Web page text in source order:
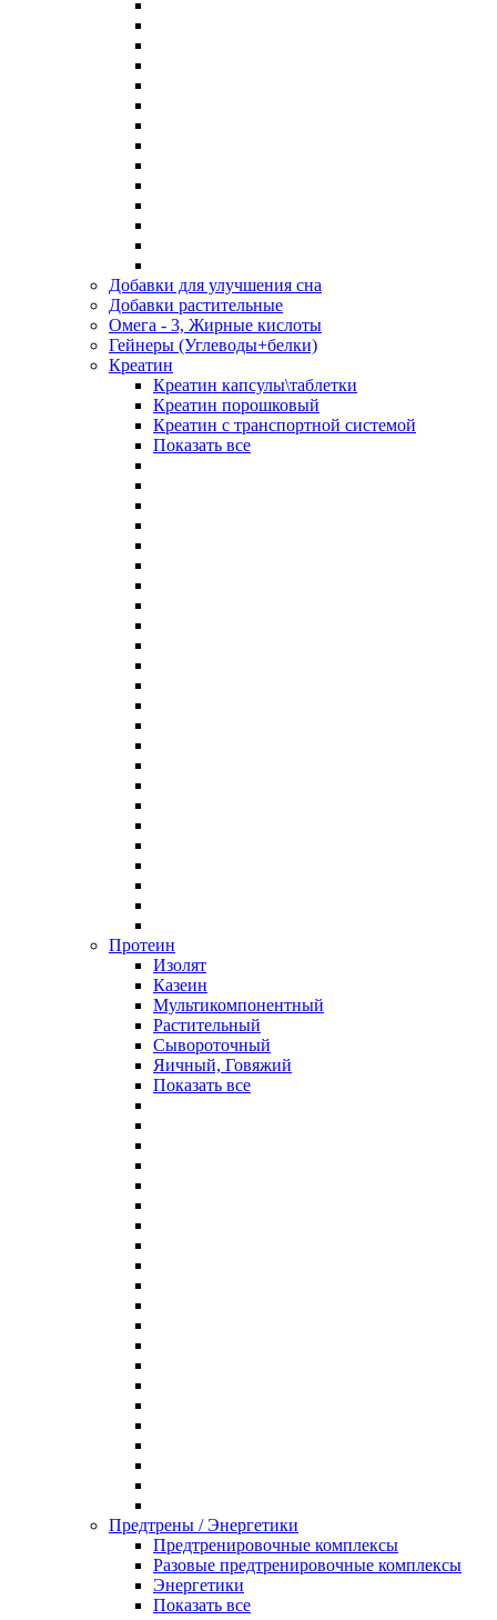
Добавки для улучшения сна
Добавки растительные
Омега - 3, Жирные кислоты
Гейнеры (Углеводы+белки)
Креатин
Креатин капсулы\таблетки
Креатин порошковый
Креатин с транспортной системой
Показать все
Протеин
Изолят
Казеин
Мультикомпонентный
Растительный
Сывороточный
Яичный, Говяжий
Показать все
Предтрены / Энергетики
Предтренировочные комплексы
Разовые предтренировочные комплексы
Энергетики
Показать все